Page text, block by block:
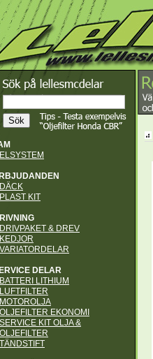
ELSYSTEM
DÄCK
PLAST KIT
DRIVPAKET & DREV
KEDJOR
VARIATORDELAR
DELAR
BATTERI LITHIUM
LUFTFILTER
MOTOROLJA
OLJEFILTER EKONOMI
SERVICE KIT OLJA &
OLJEFILTER
TÄNDSTIFT